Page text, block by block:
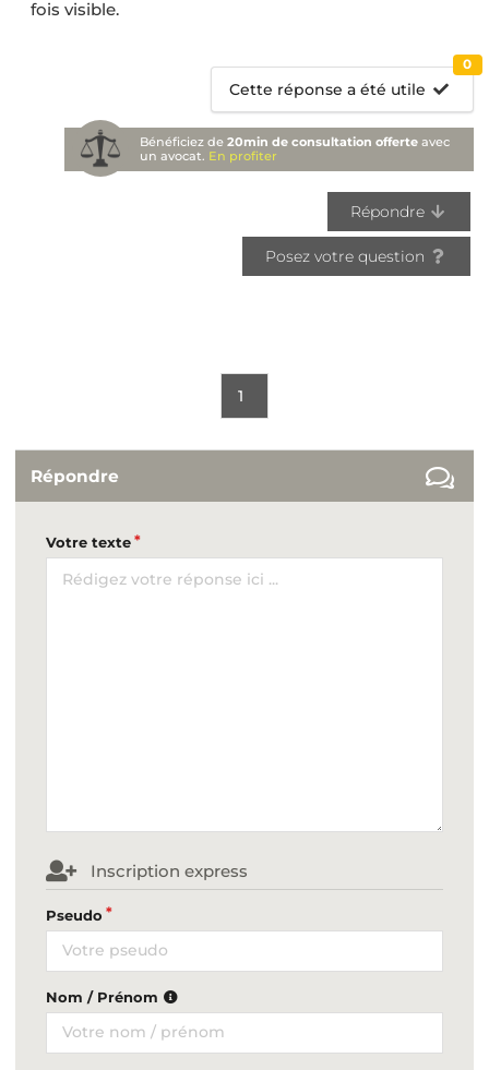
fois visible.
Cette réponse a été utile
0
Bénéficiez de20min de consultation offerte avec
un avocat. En profiter
Répondre
Posez votre question
1
Répondre
Votre texte
Inscription express
Pseudo
Nom / Prénom